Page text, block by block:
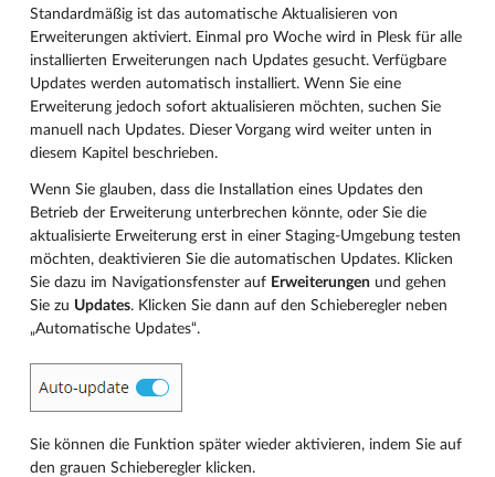
Standardmäßig ist das automatische Aktualisieren von
Erweiterungen aktiviert. Einmal pro Woche wird in Plesk für alle
installierten Erweiterungen nach Updates gesucht. Verfügbare
Updates werden automatisch installiert. Wenn Sie eine
Erweiterung jedoch sofort aktualisieren möchten, suchen Sie
manuell nach Updates. Dieser Vorgang wird weiter unten in
diesem Kapitel beschrieben.
Wenn Sie glauben, dass die Installation eines Updates den
Betrieb der Erweiterung unterbrechen könnte, oder Sie die
aktualisierte Erweiterung erst in einer Staging-Umgebung testen
möchten, deaktivieren Sie die automatischen Updates. Klicken
Sie dazu im Navigationsfenster auf Erweiterungen und gehen
Sie zu Updates. Klicken Sie dann auf den Schieberegler neben
„Automatische Updates“.
Sie können die Funktion später wieder aktivieren, indem Sie auf
den grauen Schieberegler klicken.